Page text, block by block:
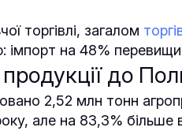
торгівлі, загалом
імпорт на 48%
до
2,52 млн тонн
але на 83,3% більше